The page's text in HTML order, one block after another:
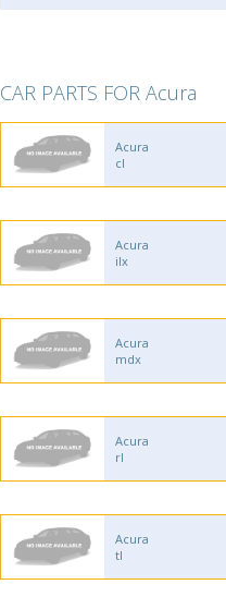
CAR PARTS FOR Acura
Acura
cl
Acura
ilx
Acura
mdx
Acura
rl
Acura
tl